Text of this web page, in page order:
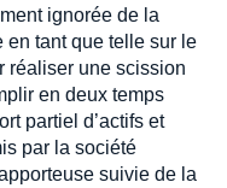
ignorée de la
en tant que telle sur le
réaliser une scission
en deux temps
partiel d’actifs et
par la société
suivie de la